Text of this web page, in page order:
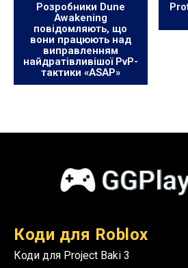
Розробники Dune
Awakening
повідомляють, що
вони працюють над
виправленням
найдратівливішої PvP-
тактики «ASAP»
Коди для Roblox
Коди для Project Baki 3